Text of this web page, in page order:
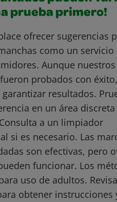
prueba primero!
ofrecer sugerencias
como un servicio
Aunque nuestros
probados con
resultados.
en un área discreta
a un limpiador
si es necesario. Las
son efectivas, pero
funcionar. Los
uso de adultos.
obtener instrucciones